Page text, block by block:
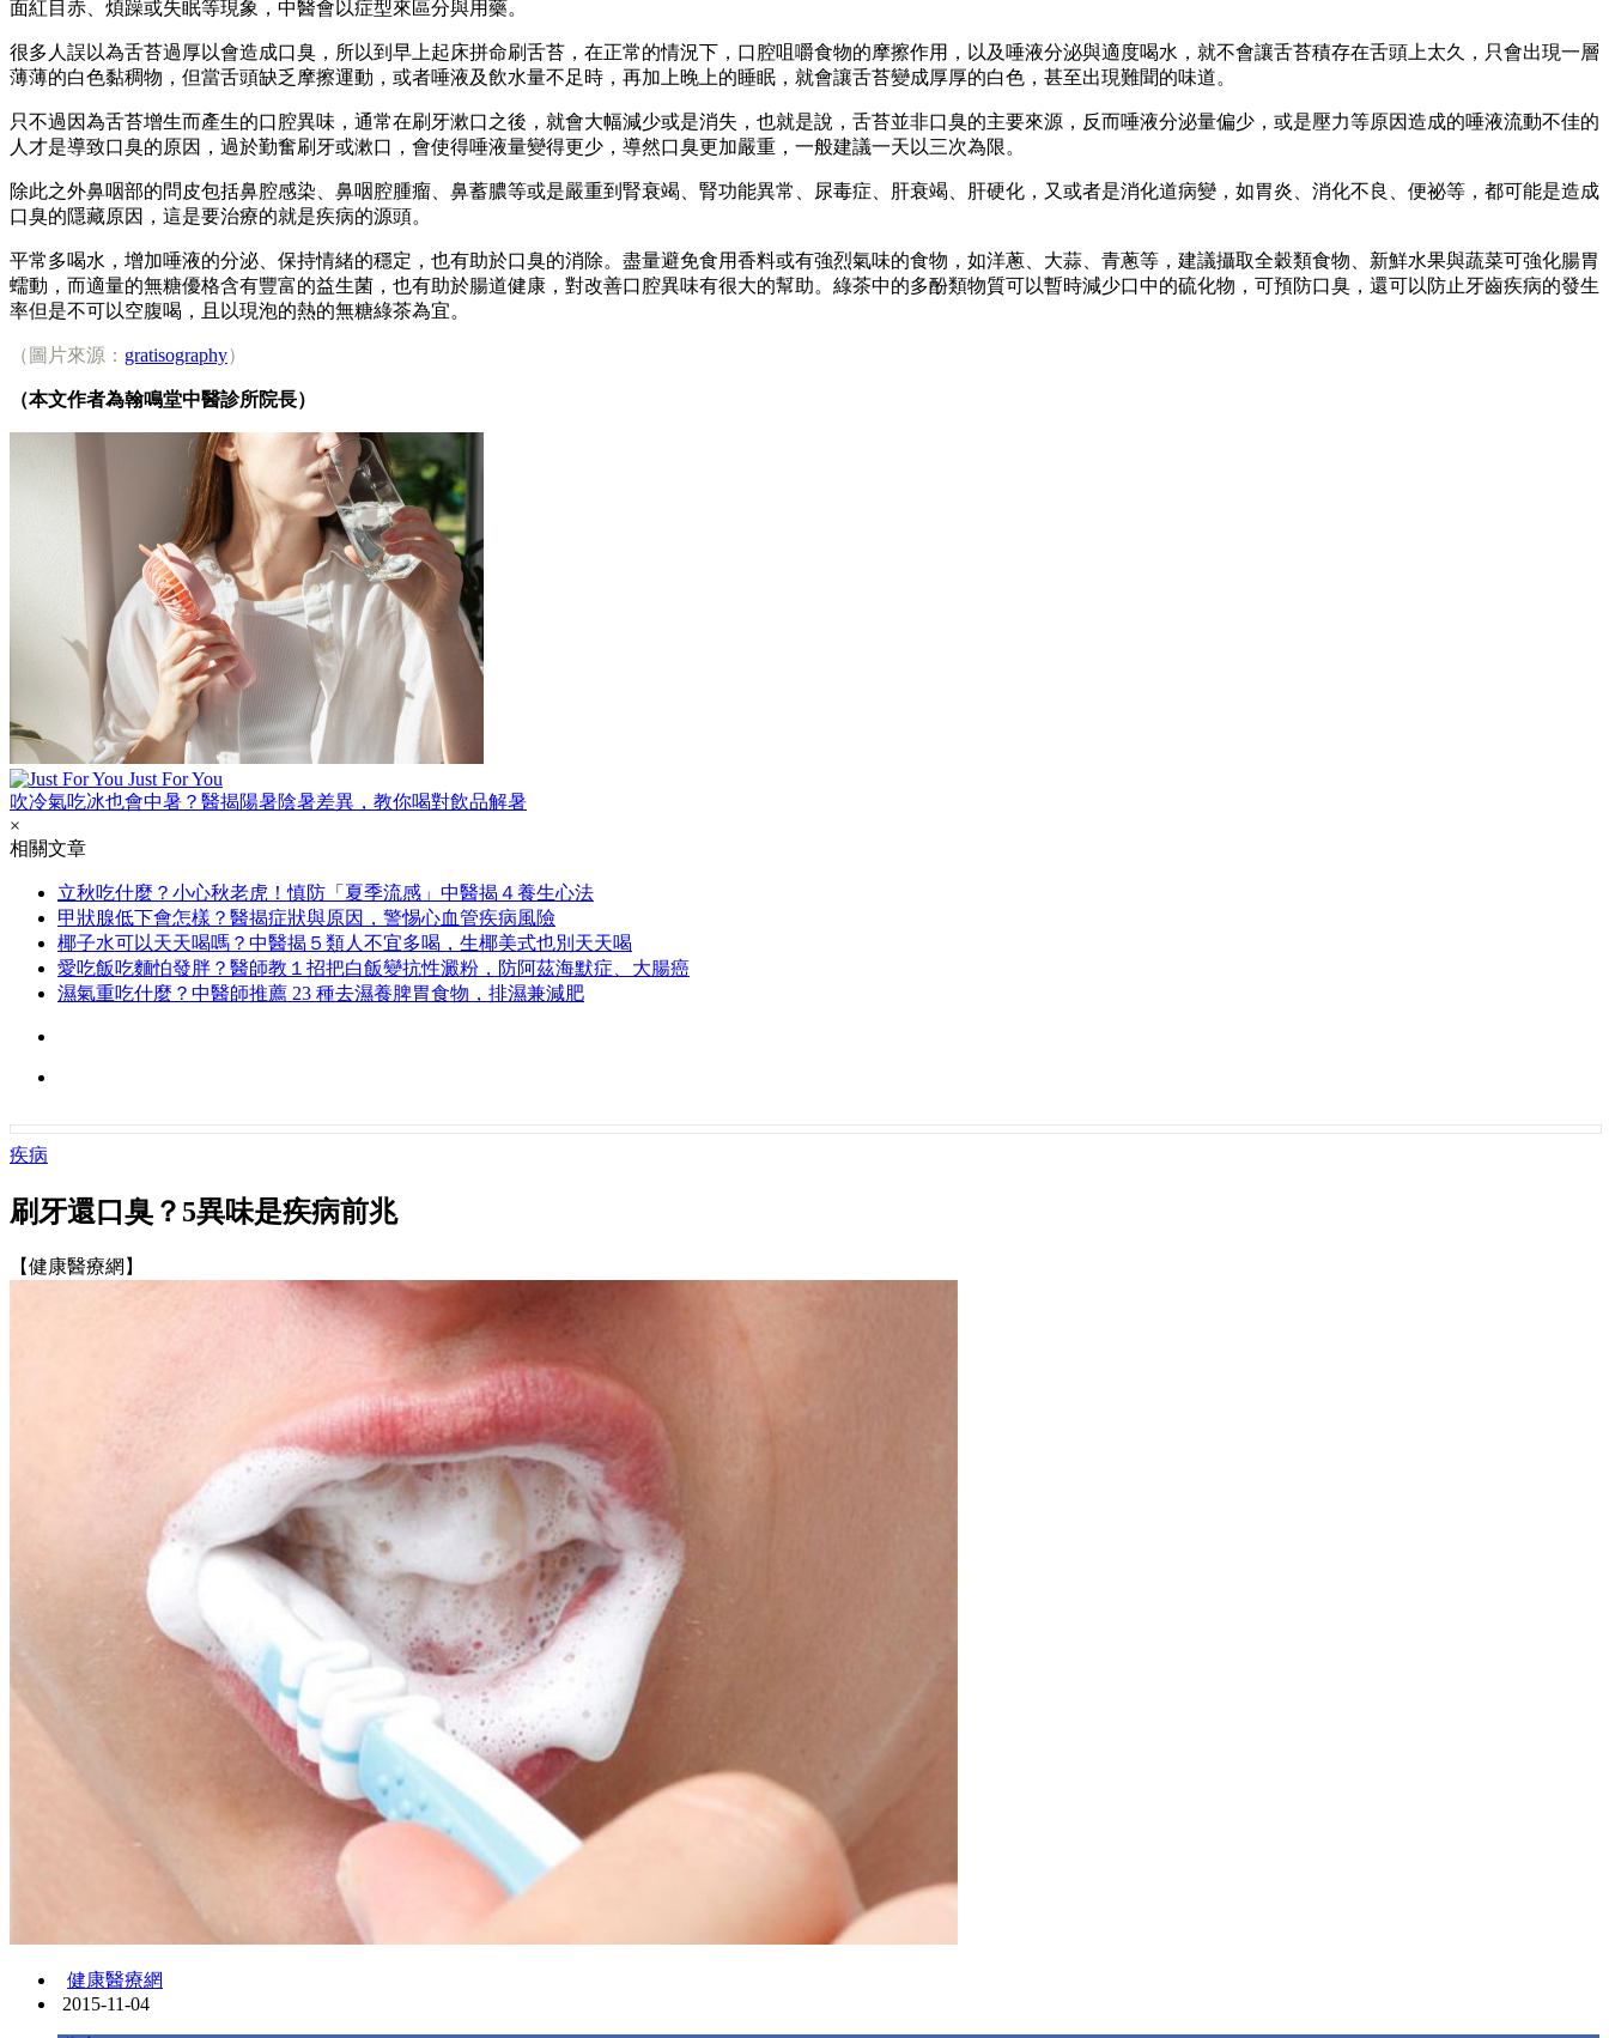
面紅目赤、煩躁或失眠等現象，中醫會以症型來區分與用藥。
很多人誤以為舌苔過厚以會造成口臭，所以到早上起床拼命刷舌苔，在正常的情況下，口腔咀嚼食物的摩擦作用，以及唾液分泌與適度喝水，就不會讓舌苔積存在舌頭上太久，只會出現一層
薄薄的白色黏稠物，但當舌頭缺乏摩擦運動，或者唾液及飲水量不足時，再加上晚上的睡眠，就會讓舌苔變成厚厚的白色，甚至出現難聞的味道。
只不過因為舌苔增生而產生的口腔異味，通常在刷牙漱口之後，就會大幅減少或是消失，也就是說，舌苔並非口臭的主要來源，反而唾液分泌量偏少，或是壓力等原因造成的唾液流動不佳的
人才是導致口臭的原因，過於勤奮刷牙或漱口，會使得唾液量變得更少，導然口臭更加嚴重，一般建議一天以三次為限。
除此之外鼻咽部的問皮包括鼻腔感染、鼻咽腔腫瘤、鼻蓄膿等或是嚴重到腎衰竭、腎功能異常、尿毒症、肝衰竭、肝硬化，又或者是消化道病變，如胃炎、消化不良、便祕等，都可能是造成
口臭的隱藏原因，這是要治療的就是疾病的源頭。
平常多喝水，增加唾液的分泌、保持情緒的穩定，也有助於口臭的消除。盡量避免食用香料或有強烈氣味的食物，如洋蔥、大蒜、青蔥等，建議攝取全穀類食物、新鮮水果與蔬菜可強化腸胃
蠕動，而適量的無糖優格含有豐富的益生菌，也有助於腸道健康，對改善口腔異味有很大的幫助。綠茶中的多酚類物質可以暫時減少口中的硫化物，可預防口臭，還可以防止牙齒疾病的發生
率但是不可以空腹喝，且以現泡的熱的無糖綠茶為宜。
（圖片來源： gratisography）
（本文作者為翰鳴堂中醫診所院長）
Just For You
吹冷氣吃冰也會中暑？醫揭陽暑陰暑差異，教你喝對飲品解暑
×
相關文章
立秋吃什麼？小心秋老虎！慎防「夏季流感」中醫揭４養生心法
甲狀腺低下會怎樣？醫揭症狀與原因，警惕心血管疾病風險
椰子水可以天天喝嗎？中醫揭５類人不宜多喝，生椰美式也別天天喝
愛吃飯吃麵怕發胖？醫師教１招把白飯變抗性澱粉，防阿茲海默症、大腸癌
濕氣重吃什麼？中醫師推薦 23 種去濕養脾胃食物，排濕兼減肥
疾病
刷牙還口臭？5異味是疾病前兆
【健康醫療網】
健康醫療網
2015-11-04